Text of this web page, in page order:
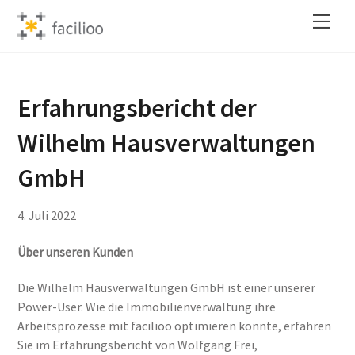
Skip
Erfahrungsbericht der
Wilhelm Hausverwaltungen
GmbH
4.Juli 2022
Über unseren Kunden
Die Wilhelm Hausverwaltungen GmbH ist einer unserer
Power-User. Wie die Immobilienverwaltung ihre
Arbeitsprozesse mit facilioo optimieren konnte, erfahren
Sie im Erfahrungsbericht von Wolfgang Frei,